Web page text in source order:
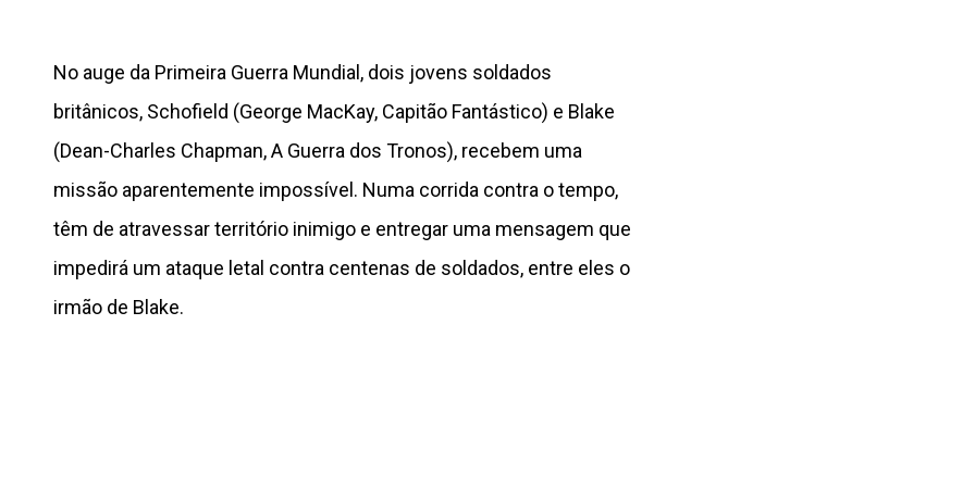
No auge da Primeira Guerra Mundial, dois jovens soldados
britânicos, Schofield (George MacKay, Capitão Fantástico) e Blake
(Dean-Charles Chapman, A Guerra dos Tronos), recebem uma
missão aparentemente impossível. Numa corrida contra o tempo,
têm de atravessar território inimigo e entregar uma mensagem que
impedirá um ataque letal contra centenas de soldados, entre eles o
irmão de Blake.